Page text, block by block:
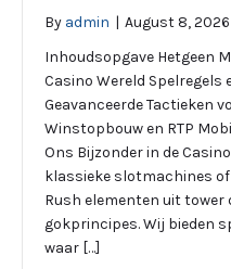
By admin | August 8, 2026
Inhoudsopgave Hetgeen
Casino Wereld
Geavanceerde Tactieken
Winstopbouw en RTP
Ons Bijzonder in de
klassieke slotmachines
Rush elementen uit tower
gokprincipes. Wij bieden
waar […]